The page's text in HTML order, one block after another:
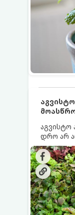
აგვისტო
დრო არ
როდესაც
ზამთრის
ბოლომდე
უნდა